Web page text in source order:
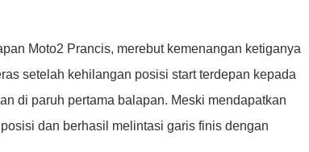
Moto2 Prancis, merebut kemenangan ketiganya
setelah kehilangan posisi start terdepan kepada
di paruh pertama balapan. Meski mendapatkan
dan berhasil melintasi garis finis dengan